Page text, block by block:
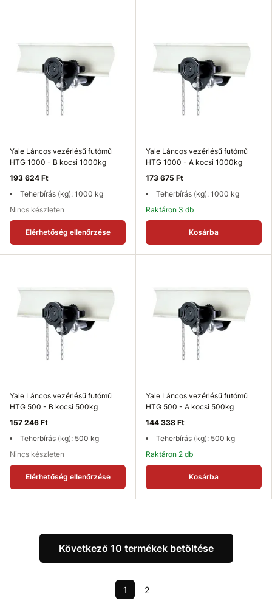
Yale Láncos vezérlésű futómű
HTG 1000 - B kocsi 1000kg
193 624 Ft
Teherbírás (kg): 1000 kg
Nincs készleten
Elérhetőség ellenőrzése
Yale Láncos vezérlésű futómű
HTG 1000 - A kocsi 1000kg
173 675 Ft
Teherbírás (kg): 1000 kg
Raktáron 3 db
Kosárba
Yale Láncos vezérlésű futómű
HTG 500 - B kocsi 500kg
157 246 Ft
Teherbírás (kg): 500 kg
Nincs készleten
Elérhetőség ellenőrzése
Yale Láncos vezérlésű futómű
HTG 500 - A kocsi 500kg
144 338 Ft
Teherbírás (kg): 500 kg
Raktáron 2 db
Kosárba
Következő 10 termékek betöltése
1 2